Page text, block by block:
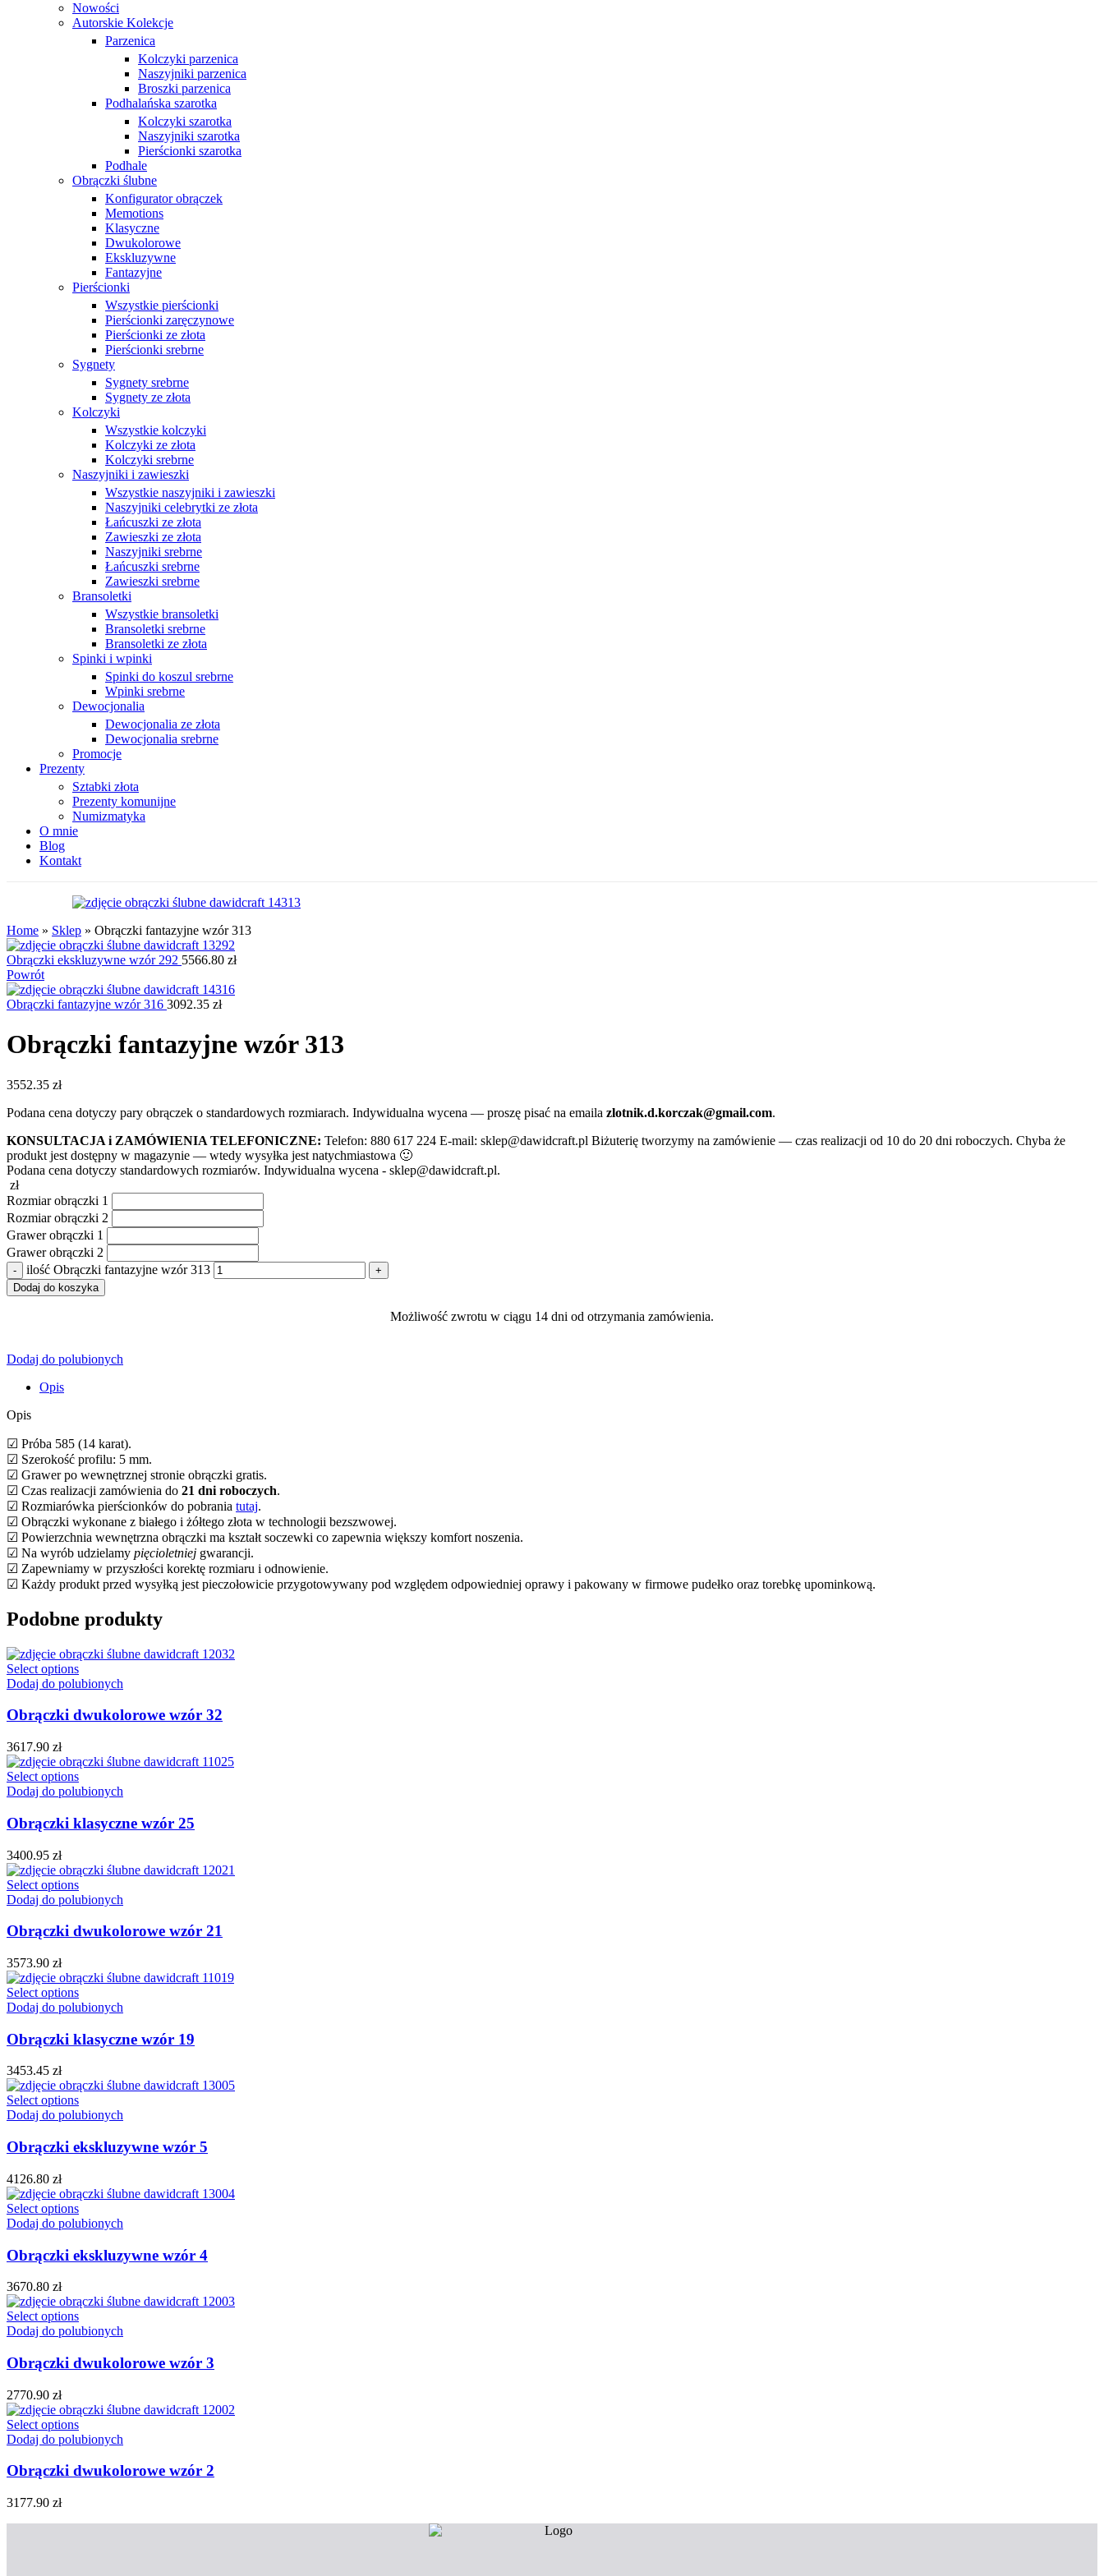
Nowości
Autorskie Kolekcje
Parzenica
Kolczyki parzenica
Naszyjniki parzenica
Broszki parzenica
Podhalańska szarotka
Kolczyki szarotka
Naszyjniki szarotka
Pierścionki szarotka
Podhale
Obrączki ślubne
Konfigurator obrączek
Memotions
Klasyczne
Dwukolorowe
Ekskluzywne
Fantazyjne
Pierścionki
Wszystkie pierścionki
Pierścionki zaręczynowe
Pierścionki ze złota
Pierścionki srebrne
Sygnety
Sygnety srebrne
Sygnety ze złota
Kolczyki
Wszystkie kolczyki
Kolczyki ze złota
Kolczyki srebrne
Naszyjniki i zawieszki
Wszystkie naszyjniki i zawieszki
Naszyjniki celebrytki ze złota
Łańcuszki ze złota
Zawieszki ze złota
Naszyjniki srebrne
Łańcuszki srebrne
Zawieszki srebrne
Bransoletki
Wszystkie bransoletki
Bransoletki srebrne
Bransoletki ze złota
Spinki i wpinki
Spinki do koszul srebrne
Wpinki srebrne
Dewocjonalia
Dewocjonalia ze złota
Dewocjonalia srebrne
Promocje
Prezenty
Sztabki złota
Prezenty komunijne
Numizmatyka
O mnie
Blog
Kontakt
Home » Sklep » Obrączki fantazyjne wzór 313
Obrączki ekskluzywne wzór 292 5566.80 zł
Powrót
Obrączki fantazyjne wzór 316 3092.35 zł
Obrączki fantazyjne wzór 313
3552.35 zł
Podana cena dotyczy pary obrączek o standardowych rozmiarach. Indywidualna wycena — proszę pisać na emaila zlotnik.d.korczak@gmail.com.
KONSULTACJA i ZAMÓWIENIA TELEFONICZNE: Telefon: 880 617 224 E-mail: sklep@dawidcraft.pl Biżuterię tworzymy na zamówienie — czas realizacji od 10 do 20 dni roboczych. Chyba że
produkt jest dostępny w magazynie — wtedy wysyłka jest natychmiastowa 🙂
Podana cena dotyczy standardowych rozmiarów. Indywidualna wycena - sklep@dawidcraft.pl.
zł
Rozmiar obrączki 1
Rozmiar obrączki 2
Grawer obrączki 1
Grawer obrączki 2
ilość Obrączki fantazyjne wzór 313
Dodaj do koszyka
Możliwość zwrotu w ciągu 14 dni od otrzymania zamówienia.
Dodaj do polubionych
Opis
Opis
☑ Próba 585 (14 karat).
☑ Szerokość profilu: 5 mm.
☑ Grawer po wewnętrznej stronie obrączki gratis.
☑ Czas realizacji zamówienia do 21 dni roboczych.
☑ Rozmiarówka pierścionków do pobrania tutaj.
☑ Obrączki wykonane z białego i żółtego złota w technologii bezszwowej.
☑ Powierzchnia wewnętrzna obrączki ma kształt soczewki co zapewnia większy komfort noszenia.
☑ Na wyrób udzielamy pięcioletniej gwarancji.
☑ Zapewniamy w przyszłości korektę rozmiaru i odnowienie.
☑ Każdy produkt przed wysyłką jest pieczołowicie przygotowywany pod względem odpowiedniej oprawy i pakowany w firmowe pudełko oraz torebkę upominkową.
Podobne produkty
Select options
Dodaj do polubionych
Obrączki dwukolorowe wzór 32
3617.90 zł
Select options
Dodaj do polubionych
Obrączki klasyczne wzór 25
3400.95 zł
Select options
Dodaj do polubionych
Obrączki dwukolorowe wzór 21
3573.90 zł
Select options
Dodaj do polubionych
Obrączki klasyczne wzór 19
3453.45 zł
Select options
Dodaj do polubionych
Obrączki ekskluzywne wzór 5
4126.80 zł
Select options
Dodaj do polubionych
Obrączki ekskluzywne wzór 4
3670.80 zł
Select options
Dodaj do polubionych
Obrączki dwukolorowe wzór 3
2770.90 zł
Select options
Dodaj do polubionych
Obrączki dwukolorowe wzór 2
3177.90 zł